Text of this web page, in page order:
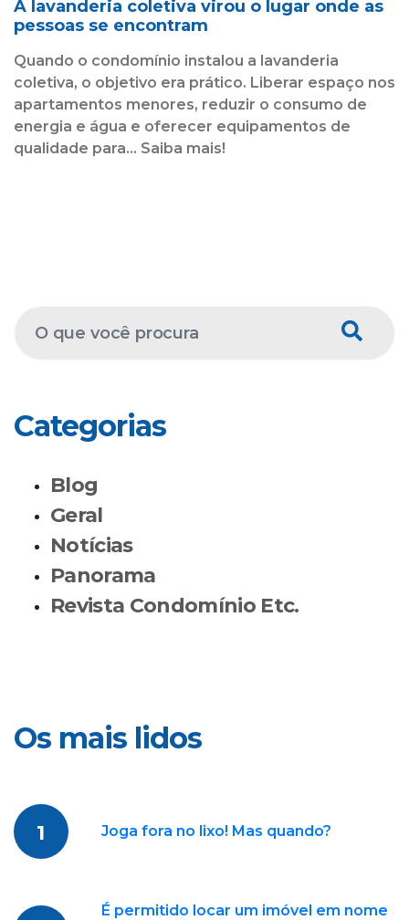
A lavanderia coletiva virou o lugar onde as
pessoas se encontram
Quando o condomínio instalou a lavanderia
coletiva, o objetivo era prático. Liberar espaço nos
apartamentos menores, reduzir o consumo de
energia e água e oferecer equipamentos de
qualidade para... Saiba mais!
Categorias
Blog
Geral
Notícias
Panorama
Revista Condomínio Etc.
Os mais lidos
1 Joga fora no lixo! Mas quando?
É permitido locar um imóvel em nome